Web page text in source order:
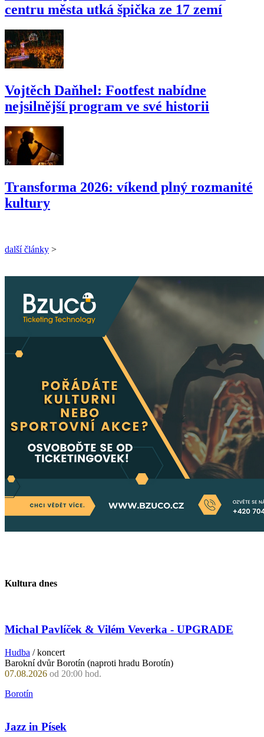
centru města utká špička ze 17 zemí
Vojtěch Daňhel: Footfest nabídne
nejsilnější program ve své historii
Transforma 2026: víkend plný rozmanité
kultury
další články >
Kultura dnes
Michal Pavlíček & Vilém Veverka - UPGRADE
Hudba / koncert
Barokní dvůr Borotín (naproti hradu Borotín)
07.08.2026 od 20:00 hod.
Borotín
Jazz in Písek